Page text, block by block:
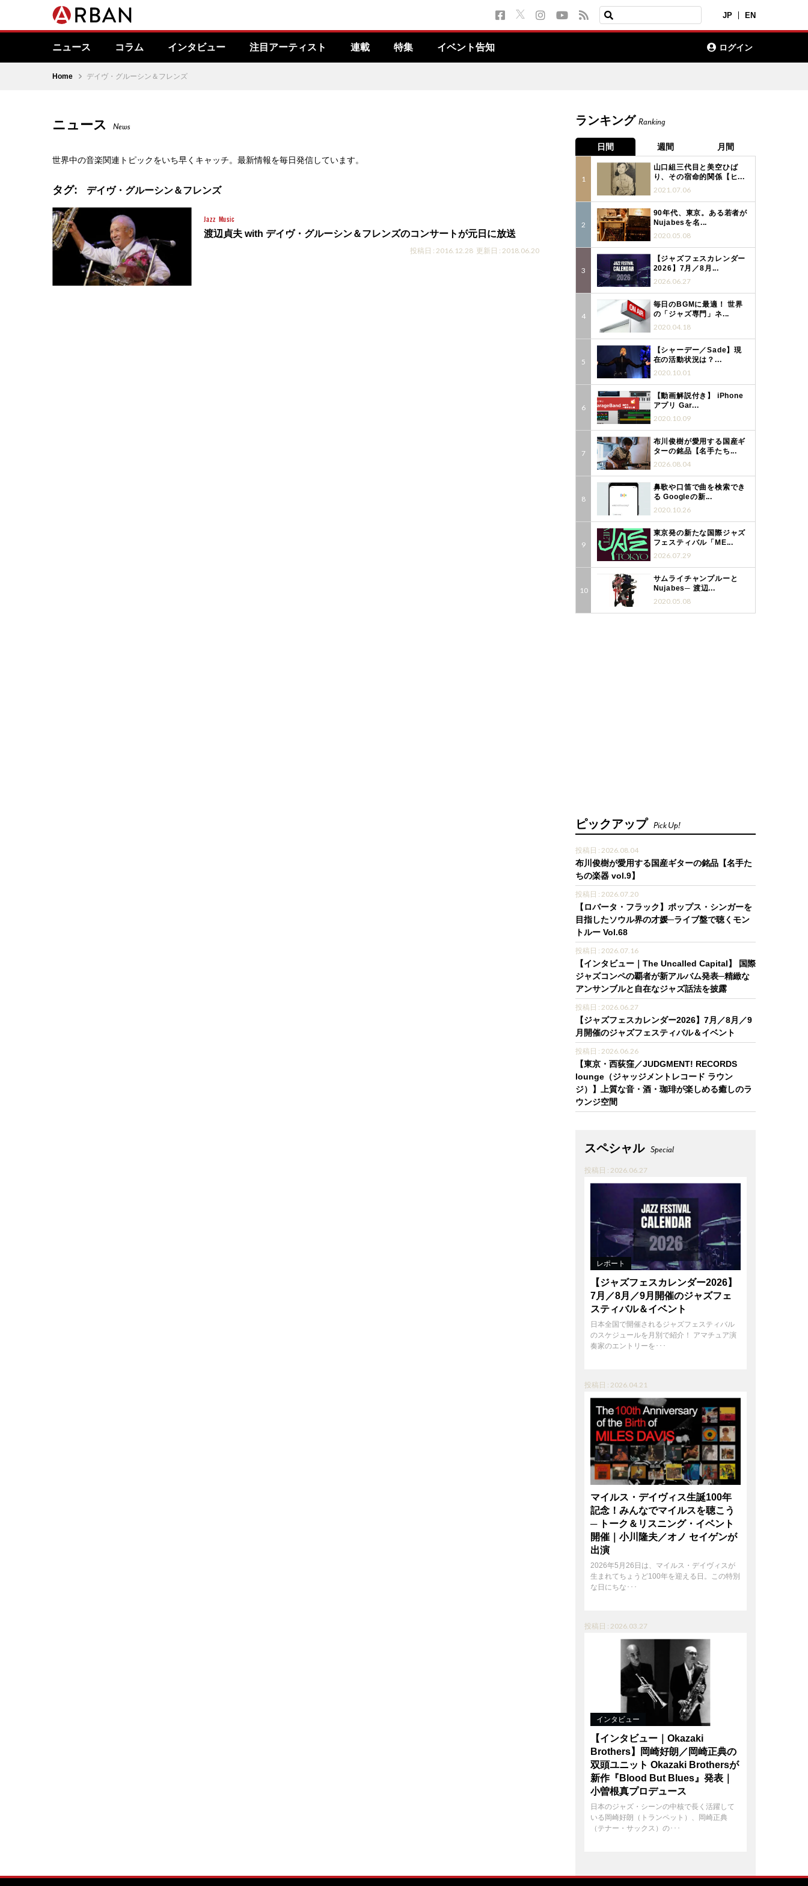
JP EN
ニュース コラム インタビュー 注目アーティスト 連載 特集 イベント告知 ログイン
Home デイヴ・グルーシン＆フレンズ
ニュース News
世界中の音楽関連トピックをいち早くキャッチ。最新情報を毎日発信しています。
タグ: デイヴ・グルーシン＆フレンズ
Jazz Music
渡辺貞夫 with デイヴ・グルーシン＆フレンズのコンサートが元日に放送
投稿日 : 2016.12.28 更新日 : 2018.06.20
ランキング Ranking
日間 週間 月間
山口組三代目と美空ひば
り、その宿命的関係【ヒ...
2021.07.06
90年代、東京。ある若者が
Nujabesを名...
2020.05.08
【ジャズフェスカレンダー
2026】7月／8月...
2026.06.27
毎日のBGMに最適！ 世界
の「ジャズ専門」ネ...
2020.04.18
【シャーデー／Sade】現
在の活動状況は？...
2020.10.01
【動画解説付き】 iPhone
アプリ Gar...
2020.10.09
布川俊樹が愛用する国産ギ
ターの銘品【名手たち...
2026.08.04
鼻歌や口笛で曲を検索でき
る Googleの新...
2020.10.26
東京発の新たな国際ジャズ
フェスティバル「ME...
2026.07.29
サムライチャンプルーと
Nujabes─ 渡辺...
2020.05.08
ピックアップ Pick Up!
投稿日 : 2026.08.04
布川俊樹が愛用する国産ギターの銘品【名手た
ちの楽器 vol.9】
投稿日 : 2026.07.20
【ロバータ・フラック】ポップス・シンガーを
目指したソウル界の才媛─ライブ盤で聴くモン
トルー Vol.68
投稿日 : 2026.07.16
【インタビュー｜The Uncalled Capital】 国際
ジャズコンペの覇者が新アルバム発表─精緻な
アンサンブルと自在なジャズ話法を披露
投稿日 : 2026.06.27
【ジャズフェスカレンダー2026】7月／8月／9
月開催のジャズフェスティバル＆イベント
投稿日 : 2026.06.26
【東京・西荻窪／JUDGMENT! RECORDS
lounge（ジャッジメントレコード ラウン
ジ）】上質な音・酒・珈琲が楽しめる癒しのラ
ウンジ空間
スペシャル Special
投稿日 : 2026.06.27
レポート
【ジャズフェスカレンダー2026】
7月／8月／9月開催のジャズフェ
スティバル＆イベント
日本全国で開催されるジャズフェスティバル
のスケジュールを月別で紹介！ アマチュア演
奏家のエントリーを･･･
投稿日 : 2026.04.21
マイルス・デイヴィス生誕100年
記念！みんなでマイルスを聴こう
─ トーク＆リスニング・イベント
開催｜小川隆夫／オノ セイゲンが
出演
2026年5月26日は、マイルス・デイヴィスが
生まれてちょうど100年を迎える日。この特別
な日にちな･･･
投稿日 : 2026.03.27
インタビュー
【インタビュー｜Okazaki
Brothers】岡崎好朗／岡崎正典の
双頭ユニット Okazaki Brothersが
新作『Blood But Blues』発表｜
小曽根真プロデュース
日本のジャズ・シーンの中核で長く活躍して
いる岡崎好朗（トランペット）、岡崎正典
（テナー・サックス）の･･･